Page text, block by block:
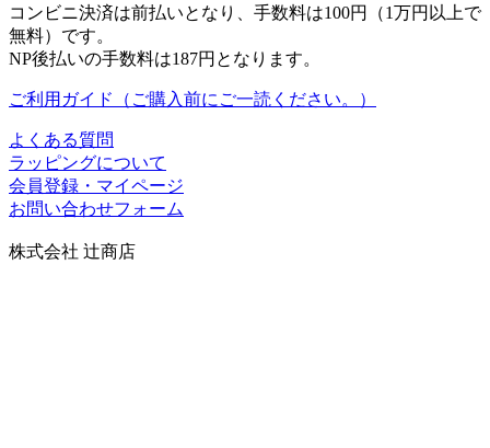
コンビニ決済は前払いとなり、手数料は100円（1万円以上で
無料）です。
NP後払いの手数料は187円となります。
ご利用ガイド（ご購入前にご一読ください。）
よくある質問
ラッピングについて
会員登録・マイページ
お問い合わせフォーム
株式会社 辻商店